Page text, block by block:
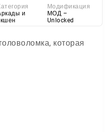
и
Модификация
МОД –
Unlocked
которая